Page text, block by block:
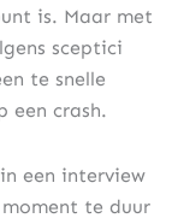
is. Maar met
sceptici
te snelle
een crash.
een interview
te duur